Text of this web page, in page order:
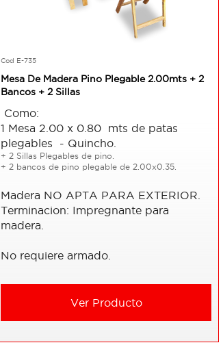
Cod E-735
Mesa De Madera Pino Plegable 2.00mts + 2
Bancos + 2 Sillas
Como:
1 Mesa 2.00 x 0.80 mts de patas
plegables - Quincho.
+ 2 Sillas Plegables de pino.
+ 2 bancos de pino plegable de 2.00x0.35.
Madera NO APTA PARA EXTERIOR.
Terminacion: Impregnante para
madera.
No requiere armado.
Ver Producto